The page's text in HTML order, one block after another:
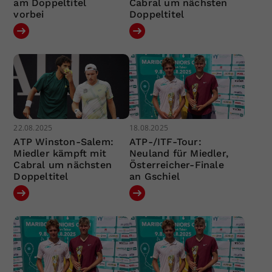
am Doppeltitel
vorbei
Cabral um nächsten
Doppeltitel
22.08.2025
ATP Winston-Salem:
Miedler kämpft mit
Cabral um nächsten
Doppeltitel
18.08.2025
ATP-/ITF-Tour:
Neuland für Miedler,
Österreicher-Finale
an Gschiel